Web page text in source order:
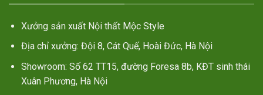
Xưởng sản xuất Nội thất Mộc Style
Địa chỉ xưởng: Đội 8, Cát Quế, Hoài Đức, Hà Nội
Showroom: Số 62 TT15, đường Foresa 8b, KĐT sinh thái
Xuân Phương, Hà Nội